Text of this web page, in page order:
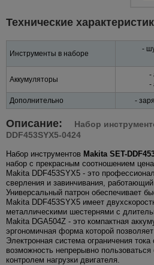
Технические
Инструменты в наборе
-
Аккумуляторы
-
-
Дополнительно
-
Описание:
Набор
DDF453SYX5-0424
Набор инструментов Makita SET-
набор с прекрасным соотношением
Makita DDF453SYX5 - это
сверления и завинчивания, работающий
Универсальный патрон обеспечивает
Makita DDF453SYX5 имеет
металлическими шестернями с
Makita DGA504Z - это компактная
эргономичная форма которой
Электронная система ограничения
возможность непрерывно
контролем нагрузки двигателя.